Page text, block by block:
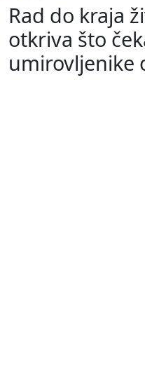
Rad do kraja
otkriva što
umirovljenike